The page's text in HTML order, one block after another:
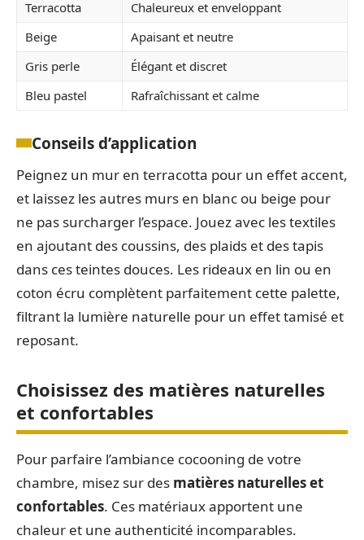
Terracotta
Chaleureux et enveloppant
Beige
Apaisant et neutre
Gris perle
Élégant et discret
Bleu pastel
Rafraîchissant et calme
Conseils d’application
Peignez un mur en terracotta pour un effet accent,
et laissez les autres murs en blanc ou beige pour
ne pas surcharger l’espace. Jouez avec les textiles
en ajoutant des coussins, des plaids et des tapis
dans ces teintes douces. Les rideaux en lin ou en
coton écru complètent parfaitement cette palette,
filtrant la lumière naturelle pour un effet tamisé et
reposant.
Choisissez des matières naturelles
et confortables
Pour parfaire l’ambiance cocooning de votre
chambre, misez sur des matières naturelles et
confortables. Ces matériaux apportent une
chaleur et une authenticité incomparables.